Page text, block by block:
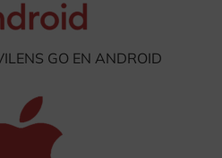
GO EN ANDROID